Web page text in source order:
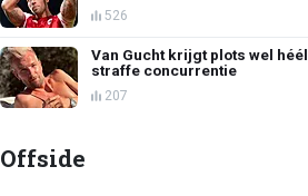
526
Van Gucht krijgt plots wel héél
straffe concurrentie
207
Offside